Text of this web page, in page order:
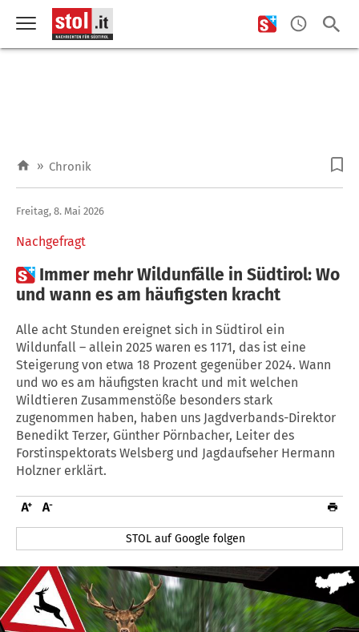
» Chronik
Nachgefragt
Freitag, 8. Mai 2026
 Immer mehr Wildunfälle in Südtirol: Wo
und wann es am häufigsten kracht
Alle acht Stunden ereignet sich in Südtirol ein
Wildunfall – allein 2025 waren es 1171, das ist eine
Steigerung von etwa 18 Prozent gegenüber 2024. Wann
und wo es am häufigsten kracht und mit welchen
Wildtieren Zusammenstöße besonders stark
zugenommen haben, haben uns Jagdverbands-Direktor
Benedikt Terzer, Günther Pörnbacher, Leiter des
Forstinspektorats Welsberg und Jagdaufseher Hermann
Holzner erklärt.
STOL auf Google folgen